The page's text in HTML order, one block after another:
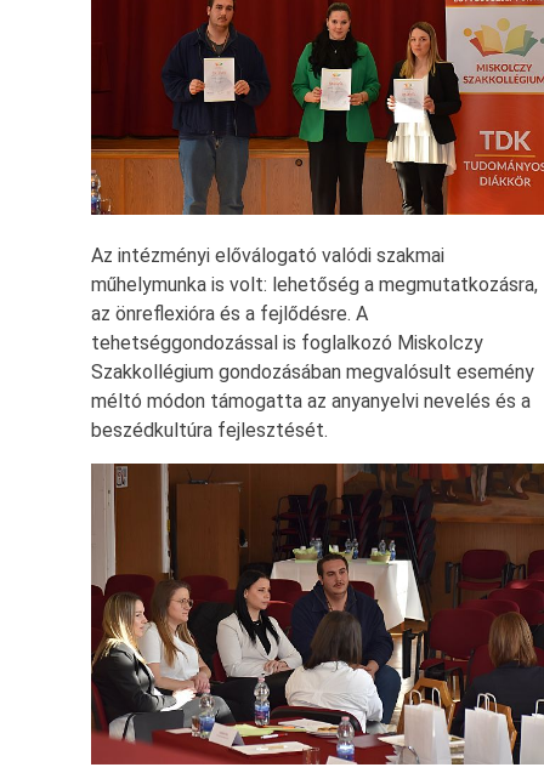
Az intézményi előválogató valódi szakmai
műhelymunka is volt: lehetőség a megmutatkozásra,
az önreflexióra és a fejlődésre. A
tehetséggondozással is foglalkozó Miskolczy
Szakkollégium gondozásában megvalósult esemény
méltó módon támogatta az anyanyelvi nevelés és a
beszédkultúra fejlesztését.